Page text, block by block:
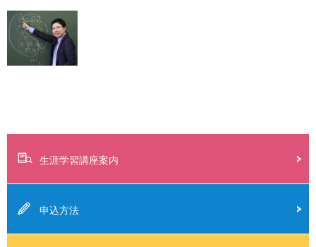
生涯学習講座案内
申込方法